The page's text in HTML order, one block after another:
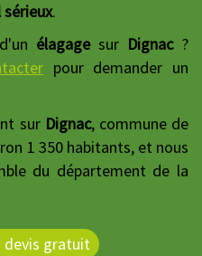
.
élagagesur Dignac?
pour demander un
sur Dignac, commune de
1 350 habitants, et nous
du département de la
devis gratuit